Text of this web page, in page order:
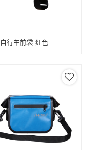
行车前袋-红色